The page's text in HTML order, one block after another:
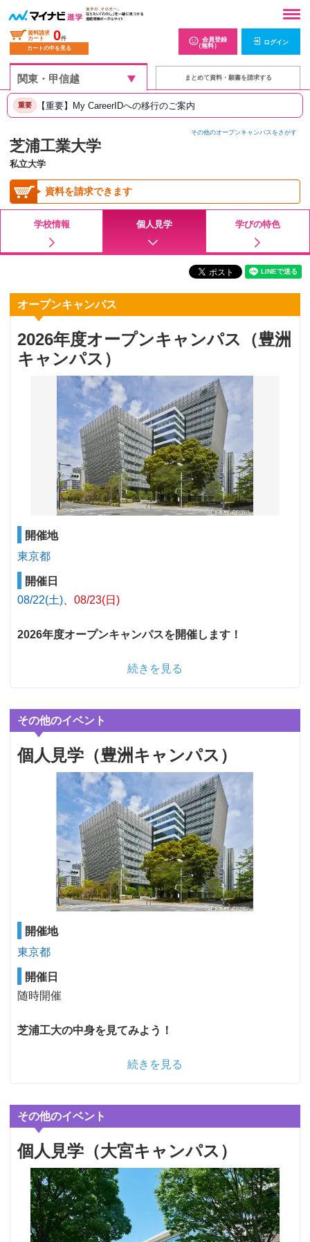
資料請求
カート
0件
カートの中を見る
会員登録
（無料）
ログイン
まとめて資料・願書を請求する
重要 【重要】My CareerIDへの移行のご案内
その他のオープンキャンパスをさがす
芝浦工業大学
私立大学
資料を請求できます
学校情報 個人見学 学びの特色
オープンキャンパス
2026年度オープンキャンパス（豊洲
キャンパス）
開催地
東京都
開催日
08/22(土)
08/23(日)
2026年度オープンキャンパスを開催します！
続きを見る
その他のイベント
個人見学（豊洲キャンパス）
開催地
東京都
開催日
随時開催
芝浦工大の中身を見てみよう！
続きを見る
その他のイベント
個人見学（大宮キャンパス）